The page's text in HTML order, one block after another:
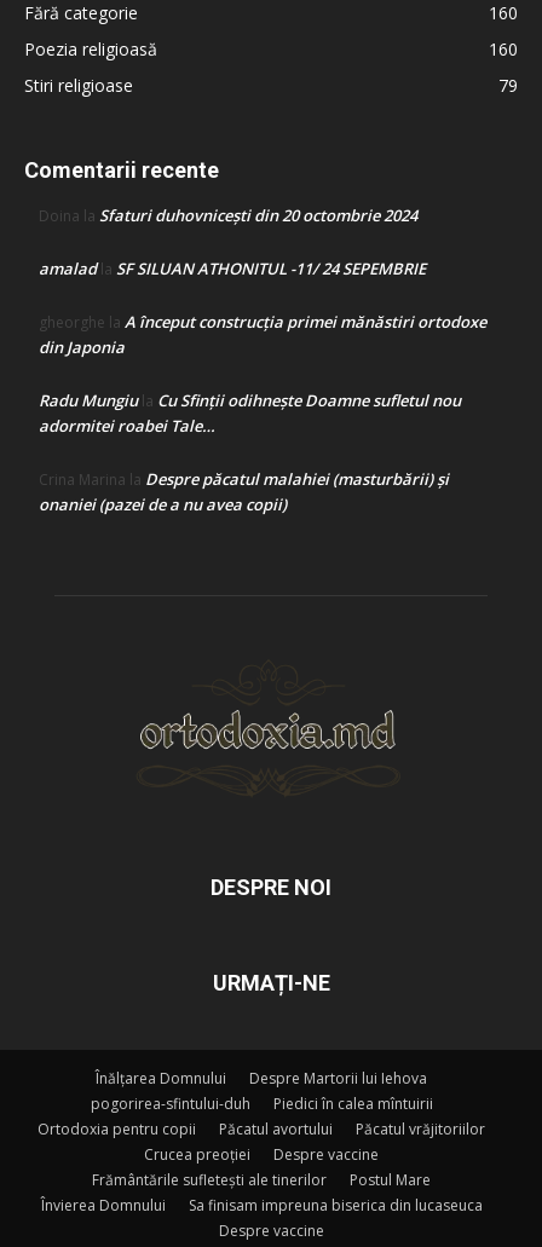
Fără categorie
160
Poezia religioasă
160
Stiri religioase
79
Comentarii recente
Doina la Sfaturi duhovnicești din 20 octombrie 2024
amaladla SF SILUAN ATHONITUL -11/ 24 SEPEMBRIE
gheorghe la A început construcţia primei mănăstiri ortodoxe
din Japonia
Radu Mungiula Cu Sfinții odihnește Doamne sufletul nou
adormitei roabei Tale…
Crina Marina la Despre păcatul malahiei (masturbării) şi
onaniei (pazei de a nu avea copii)
DESPRE NOI
URMAȚI-NE
Înălțarea Domnului
Despre Martorii lui Iehova
pogorirea-sfintului-duh
Piedici în calea mîntuirii
Ortodoxia pentru copii
Păcatul avortului
Păcatul vrăjitoriilor
Crucea preoției
Despre vaccine
Frământările sufletești ale tinerilor
Postul Mare
Învierea Domnului
Sa finisam impreuna biserica din lucaseuca
Despre vaccine